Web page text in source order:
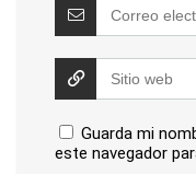
Guarda mi
este navegador